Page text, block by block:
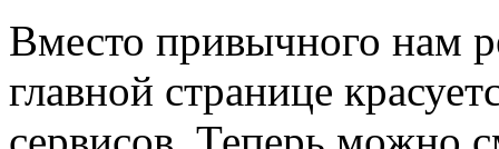
Вместо привычного нам
главной странице